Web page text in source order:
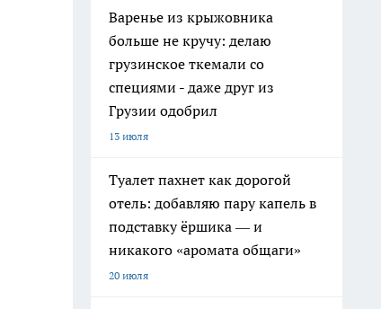
Варенье из крыжовника
больше не кручу: делаю
грузинское ткемали со
специями - даже друг из
Грузии одобрил
13 июля
Туалет пахнет как дорогой
отель: добавляю пару капель в
подставку ёршика — и
никакого «аромата общаги»
20 июля